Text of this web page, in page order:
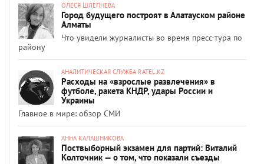
ОЛЕСЯ ШЛЕПНЕВА
Город будущего построят в Алатауском районе
Алматы
Что увидели журналисты во время пресс-тура по
району
АНАЛИТИЧЕСКАЯ СЛУЖБА RATEL.KZ
Расходы на «взрослые развлечения» в
футболе, ракета КНДР, удары России и
Украины
Главное в мире: обзор СМИ
АННА КАЛАШНИКОВА
Поствыборный экзамен для партий: Виталий
Колточник — о том, что показали съезды